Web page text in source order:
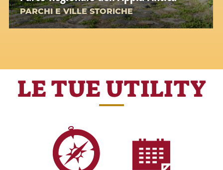
PARCHI E VILLE STORICHE
LE TUE UTILITY